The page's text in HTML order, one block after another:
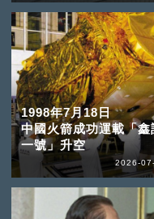
1998年7月18日
中國火箭成功運載「鑫
一號」升空
2026-